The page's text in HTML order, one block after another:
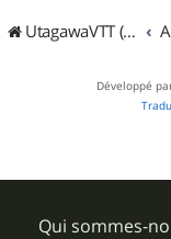
UtagawaVTT (Randos VTT et VTTAE avec traces GPS)
Développé
Qui sommes-